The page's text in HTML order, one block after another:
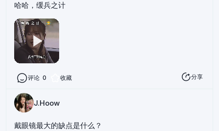
哈哈，缓兵之计
评论 0 收藏 分享
J.Hoow
戴眼镜最大的缺点是什么？